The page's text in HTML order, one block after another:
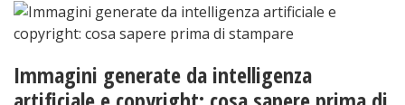
Immagini generate da intelligenza